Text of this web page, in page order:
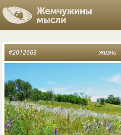
жизнь
#2012663